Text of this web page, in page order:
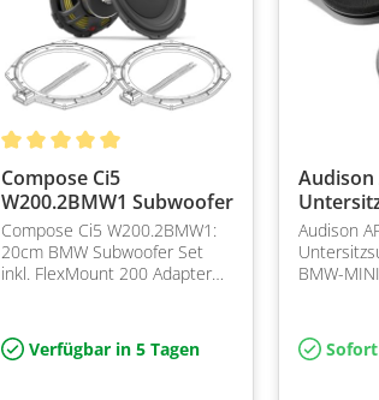
Compose Ci5
W200.2BMW1 Subwoofer
Compose Ci5 W200.2BMW1:
20cm BMW Subwoofer Set
inkl. FlexMount 200 Adapter
Verfügbar in 5 Tagen
Audison
Ohm
Audison
BMW-
OEM-
werde…